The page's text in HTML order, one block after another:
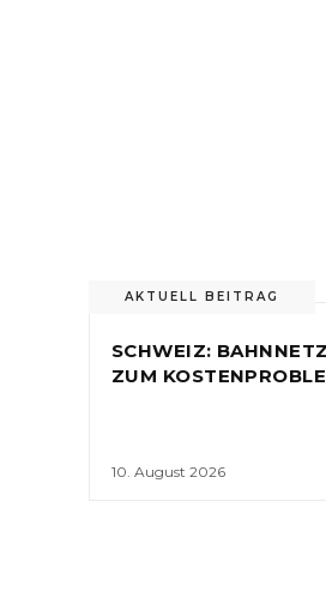
AKTUELL BEITRAG
SCHWEIZ:
ZUM
10. August 2026